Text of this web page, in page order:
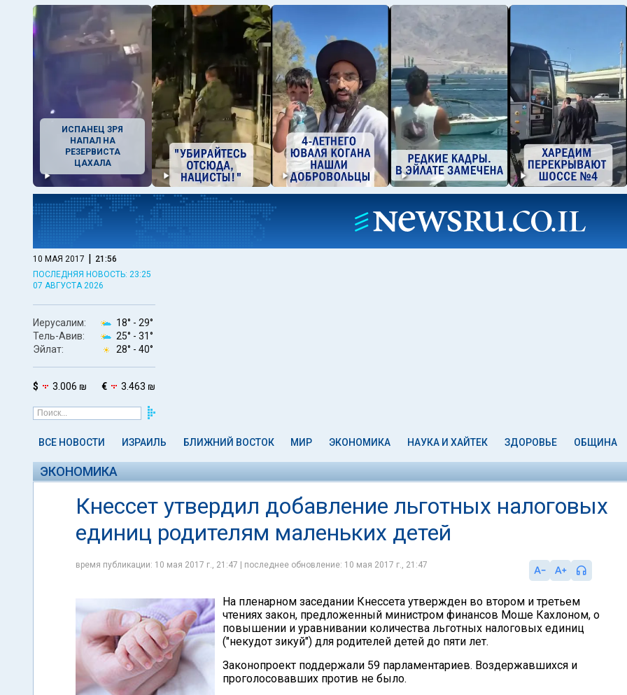
ИСПАНЕЦ ЗРЯ
НАПАЛ НА
РЕЗЕРВИСТА
ЦАХАЛА
10 МАЯ 2017 | 21:56
ПОСЛЕДНЯЯ НОВОСТЬ: 23:25
07 АВГУСТА 2026
Иерусалим: 18° - 29°
Тель-Авив:
25° - 31°
Эйлат:
28° - 40°
$ 3.006 ₪ € 3.463 ₪
ВСЕ НОВОСТИ ИЗРАИЛЬ БЛИЖНИЙ ВОСТОК МИР ЭКОНОМИКА НАУКА И ХАЙТЕК ЗДОРОВЬЕ ОБЩИНА
ЭКОНОМИКА
Кнессет утвердил добавление льготных налоговых
единиц родителям маленьких детей
время публикации: 10 мая 2017 г., 21:47 | последнее обновление: 10 мая 2017 г., 21:47
На пленарном заседании Кнессета утвержден во втором и третьем
чтениях закон, предложенный министром финансов Моше Кахлоном, о
повышении и уравнивании количества льготных налоговых единиц
("некудот зикуй") для родителей детей до пяти лет.
Законопроект поддержали 59 парламентариев. Воздержавшихся и
проголосовавших против не было.